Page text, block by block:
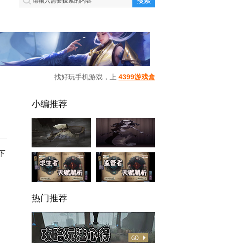
找好玩手机游戏，上 4399游戏盒
小编推荐
热门推荐